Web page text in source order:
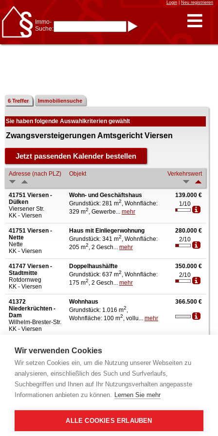
Wir verwenden Cookies
Wir setzen Cookies ein, um die Nutzung unserer Webseiten zu
analysieren, einschließlich des Such und Surfverlaufs,
Suchbegriffen und Ihnen auf Ihr Nutzungsverhalten angepasste
Informationen anbieten zu können. Lernen Sie mehr
ALLE COOKIES ERLAUBEN
Login| Neu registrieren
Immo-
Suche:
z.B.:15 Frankfurtfür
Frankfurt/Oder
und6 Frankfurtfür Frankfurt
Immobiliensuche
nach Kreis
nach Amtsgericht
6 Treffer Immobiliensuche
Sie haben folgende Auswahlkriterien gewählt
Zwangsversteigerungen Amtsgericht Viersen
Adresse (nach PLZ) Objekt Verkehrswert
41751 Viersen -
Dülken
Viersener Str.
KK - Viersen
Wohn- und Geschäftshaus
Grundstück: 281 m2, Wohnfläche:
329 m2, Gewerbe... mehr
139.000 €
1/10
41751 Viersen -
Nette
Nette
KK - Viersen
Haus mit Einliegerwohnung
Grundstück: 341 m2, Wohnfläche:
205 m2, 2 Gesch... mehr
280.000 €
2/10
41747 Viersen -
Stadtmitte
Rotdornweg
KK - Viersen
Doppelhaushälfte
Grundstück: 637 m2, Wohnfläche:
175 m2, 2 Gesch... mehr
350.000 €
2/10
41372
Niederkrüchten -
Dam
Wilhelm-Brester-Str.
KK - Viersen
Wohnhaus
Grundstück: 1.016 m2,
Wohnfläche: 100 m2, vollu... mehr
366.500 €
Boisheim
KK - Viersen
Grundstück: 1.033 m
Wohnfläche: 292 m
, 2 Ges...
mehr
41748 Viersen -
Helenabrunn
Brunnenstr.
Gaststätte
Grundstück: 503 m
Gewerbefläche: 322 m2, Gara...
415.000 €
Weitere Amtsgerichte